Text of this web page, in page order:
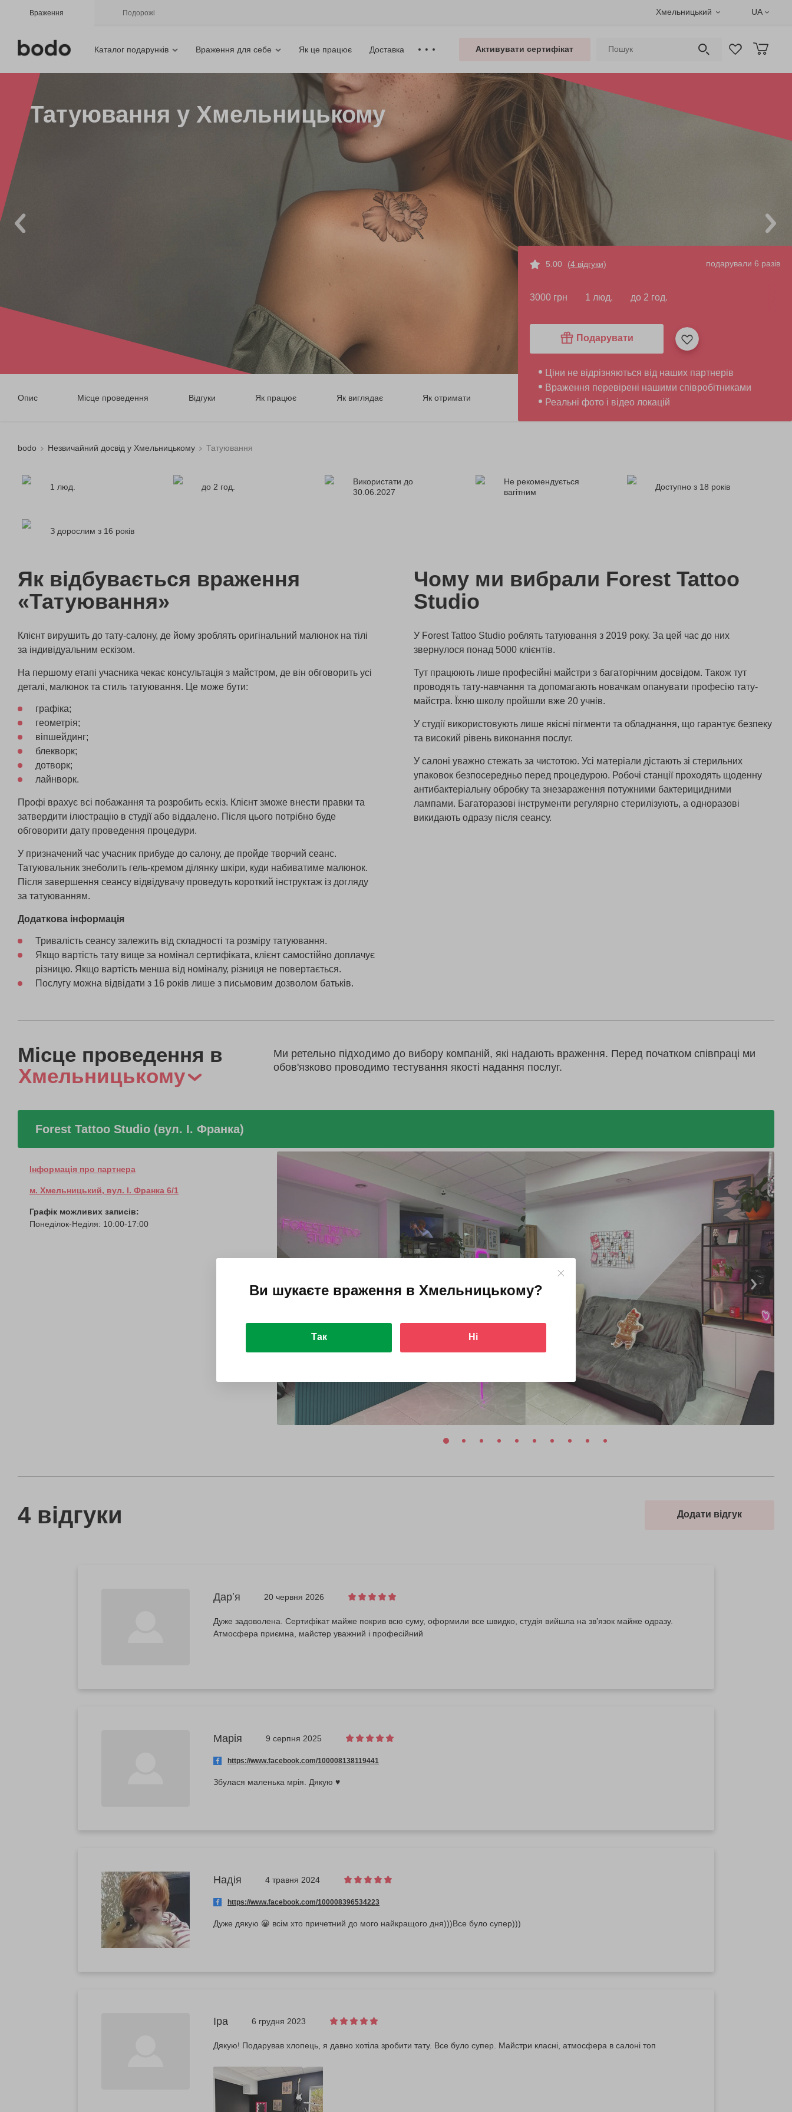
Враження Подорожі Хмельницький UA
Каталог подарунків Враження для себе Як це працює Доставка Активувати сертифікат
Татуювання у Хмельницькому
Опис Місце проведення Відгуки Як працює Як виглядає Як отримати
5.00 (4 відгуки) подарували 6 разів
3000 грн 1 люд. до 2 год.
Подарувати
Ціни не відрізняються від наших партнерів
Враження перевірені нашими співробітниками
Реальні фото і відео локацій
bodo Незвичайний досвід у Хмельницькому Татуювання
1 люд. до 2 год.
Використати до
30.06.2027
Не рекомендується
вагітним
Доступно з 18 років
З дорослим з 16 років
Як відбувається враження
«Татуювання»
Клієнт вирушить до тату-салону, де йому зроблять оригінальний малюнок на тілі
за індивідуальним ескізом.
На першому етапі учасника чекає консультація з майстром, де він обговорить усі
деталі, малюнок та стиль татуювання. Це може бути:
графіка;
геометрія;
віпшейдинг;
блекворк;
дотворк;
лайнворк.
Профі врахує всі побажання та розробить ескіз. Клієнт зможе внести правки та
затвердити ілюстрацію в студії або віддалено. Після цього потрібно буде
обговорити дату проведення процедури.
У призначений час учасник прибуде до салону, де пройде творчий сеанс.
Татуювальник знеболить гель-кремом ділянку шкіри, куди набиватиме малюнок.
Після завершення сеансу відвідувачу проведуть короткий інструктаж із догляду
за татуюванням.
Додаткова інформація
Тривалість сеансу залежить від складності та розміру татуювання.
Якщо вартість тату вище за номінал сертифіката, клієнт самостійно доплачує
різницю. Якщо вартість менша від номіналу, різниця не повертається.
Послугу можна відвідати з 16 років лише з письмовим дозволом батьків.
Чому ми вибрали Forest Tattoo
Studio
У Forest Tattoo Studio роблять татуювання з 2019 року. За цей час до них
звернулося понад 5000 клієнтів.
Тут працюють лише професійні майстри з багаторічним досвідом. Також тут
проводять тату-навчання та допомагають новачкам опанувати професію тату-
майстра. Їхню школу пройшли вже 20 учнів.
У студії використовують лише якісні пігменти та обладнання, що гарантує безпеку
та високий рівень виконання послуг.
У салоні уважно стежать за чистотою. Усі матеріали дістають зі стерильних
упаковок безпосередньо перед процедурою. Робочі станції проходять щоденну
антибактеріальну обробку та знезараження потужними бактерицидними
лампами. Багаторазові інструменти регулярно стерилізують, а одноразові
викидають одразу після сеансу.
Місце проведення в
Хмельницькому
Ми ретельно підходимо до вибору компаній, які надають враження. Перед початком співпраці ми
обов'язково проводимо тестування якості надання послуг.
Forest Tattoo Studio (вул. І. Франка)
Інформація про партнера
м. Хмельницький, вул. І. Франка 6/1
Графік можливих записів:
Понеділок-Неділя: 10:00-17:00
4 відгуки Додати відгук
Дарʼя 20 червня 2026
Дуже задоволена. Сертифікат майже покрив всю суму, оформили все швидко, студія вийшла на звʼязок майже одразу.
Атмосфера приємна, майстер уважний і професійний
Марія 9 серпня 2025
https://www.facebook.com/100008138119441
Збулася маленька мрія. Дякую ♥️
Надія 4 травня 2024
https://www.facebook.com/100008396534223
Дуже дякую 😀 всім хто причетний до мого найкращого дня)))Все було супер)))
Іра 6 грудня 2023
Дякую! Подарував хлопець, я давно хотіла зробити тату. Все було супер. Майстри класні, атмосфера в салоні топ
Ви шукаєте враження в Хмельницькому?
Так Ні